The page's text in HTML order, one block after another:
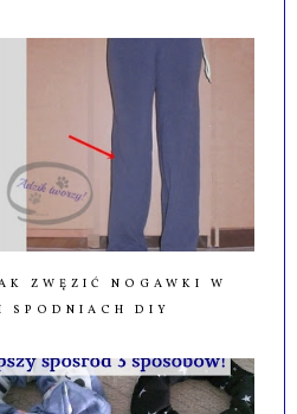
ZWĘZIĆ NOGAWKI W
SPODNIACH DIY